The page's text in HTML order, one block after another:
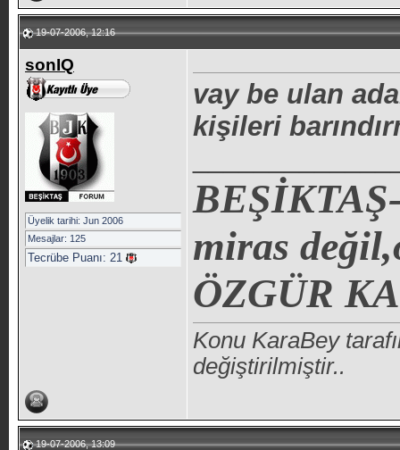
19-07-2006, 12:16
sonIQ
Üyelik tarihi: Jun 2006
Mesajlar: 125
Tecrübe Puanı: 21
vay be ulan
kişileri
miras
ÖZGÜR
Konu KaraBey
değiştirilmiştir..
19-07-2006, 13:09